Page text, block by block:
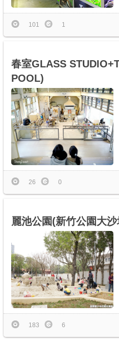
101 1
春室GLASS
POOL)
26 0
麗池公園(新竹公園大
183 6